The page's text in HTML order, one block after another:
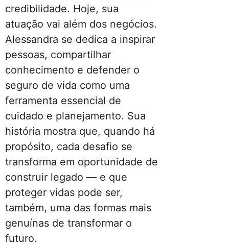
credibilidade. Hoje, sua
atuação vai além dos negócios.
Alessandra se dedica a inspirar
pessoas, compartilhar
conhecimento e defender o
seguro de vida como uma
ferramenta essencial de
cuidado e planejamento. Sua
história mostra que, quando há
propósito, cada desafio se
transforma em oportunidade de
construir legado — e que
proteger vidas pode ser,
também, uma das formas mais
genuínas de transformar o
futuro.